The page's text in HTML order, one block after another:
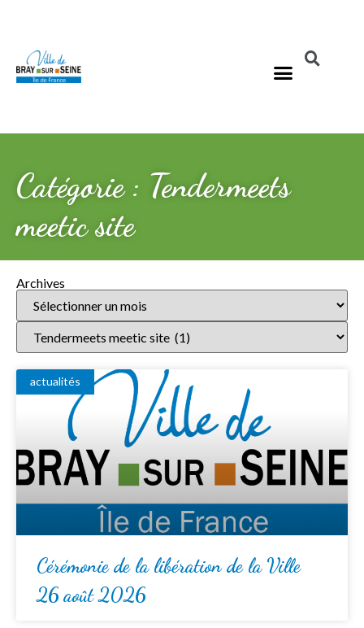
Catégorie : Tendermeets
meetic site
Archives
actualités
Cérémonie de la libération de la Ville
26 août 2026